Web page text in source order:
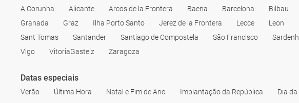
A Corunha Alicante Arcos de la Frontera Baena Barcelona Bilbau
Granada
Graz Ilha Porto Santo Jerez de la Frontera Lecce Leon
Sant Tomas
Santander Santiago de Compostela São Francisco
Vigo
VitoriaGasteiz Zaragoza
Datas especiais
Verão Última Hora Natal e Fim de Ano Implantação da República Dia